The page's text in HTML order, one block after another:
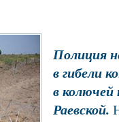
Полиция
в гибели
в колючей
Раевской.